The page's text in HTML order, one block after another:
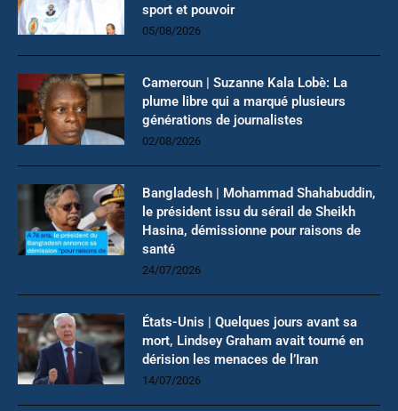
sport et pouvoir
05/08/2026
Cameroun | Suzanne Kala Lobè: La
plume libre qui a marqué plusieurs
générations de journalistes
02/08/2026
Bangladesh | Mohammad Shahabuddin,
le président issu du sérail de Sheikh
Hasina, démissionne pour raisons de
santé
24/07/2026
États-Unis | Quelques jours avant sa
mort, Lindsey Graham avait tourné en
dérision les menaces de l’Iran
14/07/2026